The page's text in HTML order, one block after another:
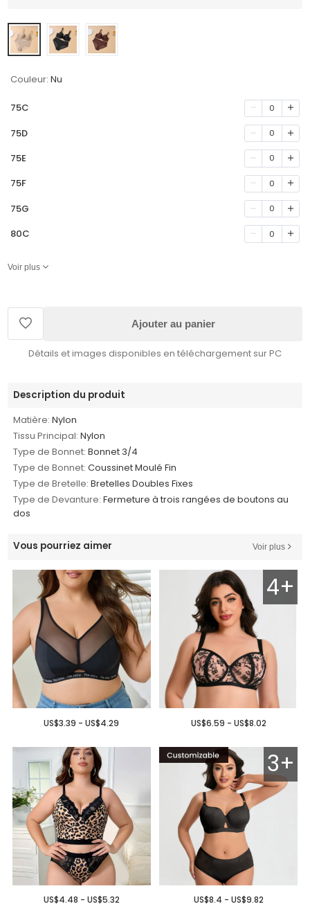
Couleur: Nu
75C 0
75D 0
75E 0
75F 0
75G 0
80C 0
Voir plus
Ajouter au panier
Détails et images disponibles en téléchargement sur PC
Description du produit
Matière: Nylon
Tissu Principal: Nylon
Type de Bonnet: Bonnet 3/4
Type de Bonnet: Coussinet Moulé Fin
Type de Bretelle: Bretelles Doubles Fixes
Type de Devanture: Fermeture à trois rangées de boutons au
dos
Vous pourriez aimer Voir plus
US$3.39 - US$4.29
4+
US$6.59 - US$8.02
US$4.48 - US$5.32
3+
US$8.4 - US$9.82